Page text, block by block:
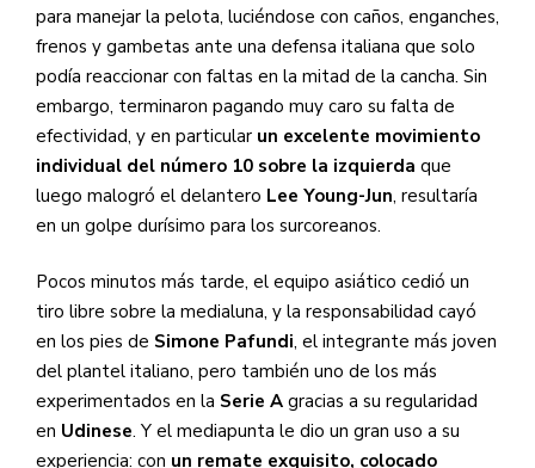
para manejar la pelota, luciéndose con caños, enganches,
frenos y gambetas ante una defensa italiana que solo
podía reaccionar con faltas en la mitad de la cancha. Sin
embargo, terminaron pagando muy caro su falta de
efectividad, y en particular un excelente movimiento
individual del número 10 sobre la izquierda que
luego malogró el delantero Lee Young-Jun, resultaría
en un golpe durísimo para los surcoreanos.
Pocos minutos más tarde, el equipo asiático cedió un
tiro libre sobre la medialuna, y la responsabilidad cayó
en los pies de Simone Pafundi, el integrante más joven
del plantel italiano, pero también uno de los más
experimentados en la Serie A gracias a su regularidad
en Udinese. Y el mediapunta le dio un gran uso a su
experiencia: con un remate exquisito, colocado